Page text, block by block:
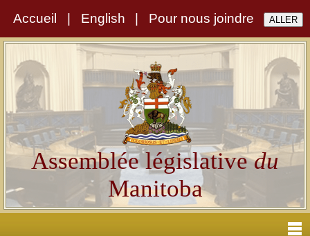
Accueil English Pour nous joindre
Assemblée législativedu
Manitoba